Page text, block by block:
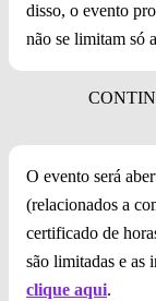
disso, o evento
não se limitam só
O evento será
(relacionados a
certificado de
são limitadas e as
clique aqui.